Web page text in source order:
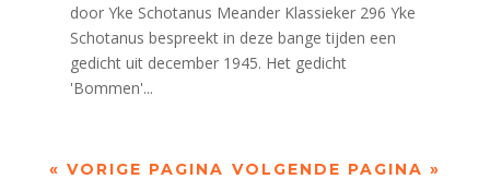
door Yke Schotanus Meander Klassieker 296 Yke
Schotanus bespreekt in deze bange tijden een
gedicht uit december 1945. Het gedicht
'Bommen'...
« VORIGE PAGINA VOLGENDE PAGINA »